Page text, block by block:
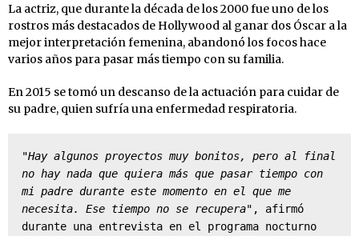
La actriz, que durante la década de los 2000 fue uno de los
rostros más destacados de Hollywood al ganar dos Óscar a la
mejor interpretación femenina, abandonó los focos hace
varios años para pasar más tiempo con su familia.
En 2015 se tomó un descanso de la actuación para cuidar de
su padre, quien sufría una enfermedad respiratoria.
"Hay algunos proyectos muy bonitos, pero al final
no hay nada que quiera más que pasar tiempo con
mi padre durante este momento en el que me
necesita. Ese tiempo no se recupera" , afirmó
durante una entrevista en el programa nocturno